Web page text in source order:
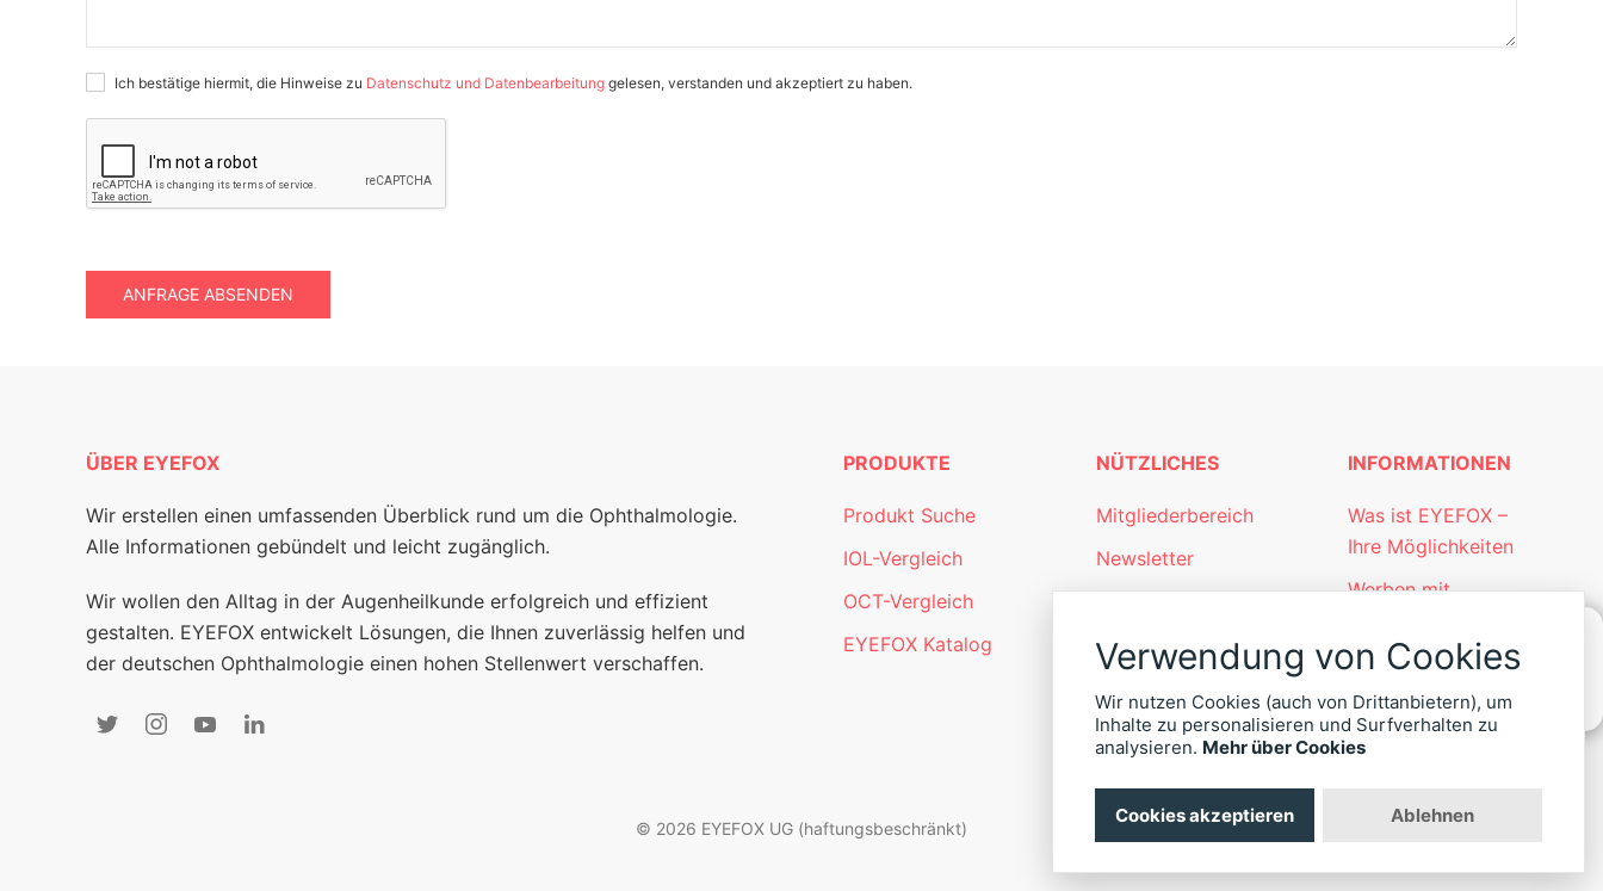
Ich bestätige hiermit, die Hinweise zu Datenschutz und Datenbearbeitung gelesen, verstanden und akzeptiert zu haben.
ANFRAGE ABSENDEN
ZU
0
ÜBER EYEFOX
Wir erstellen einen umfassenden Überblick rund um die Ophthalmologie.
Alle Informationen gebündelt und leicht zugänglich.
Wir wollen den Alltag in der Augenheilkunde erfolgreich und effizient
gestalten. EYEFOX entwickelt Lösungen, die Ihnen zuverlässig helfen und
der deutschen Ophthalmologie einen hohen Stellenwert verschaffen.
PRODUKTE
Produkt Suche
IOL-Vergleich
OCT-Vergleich
EYEFOX Katalog
NÜTZLICHES
Mitgliederbereich
Newsletter
INFORMATIONEN
Was ist EYEFOX –
Ihre Möglichkeiten
Werben mit
Kontakt
Datenschutz
Impressum
© 2026 EYEFOX UG (haftungsbeschränkt)
Verwendung von Cookies
Wir nutzen Cookies (auch von Drittanbietern), um
Inhalte zu personalisieren und Surfverhalten zu
analysieren. Mehr über Cookies
Cookies akzeptieren Ablehnen